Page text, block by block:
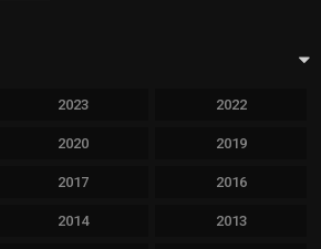
2023 2022
2020 2019
2017 2016
2014 2013